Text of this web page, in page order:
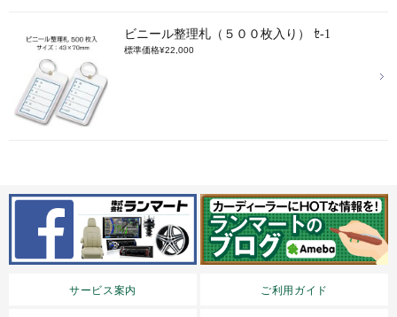
ビニール整理札（５００枚入り） ｾ-1
標準価格¥22,000
サービス案内 ご利用ガイド